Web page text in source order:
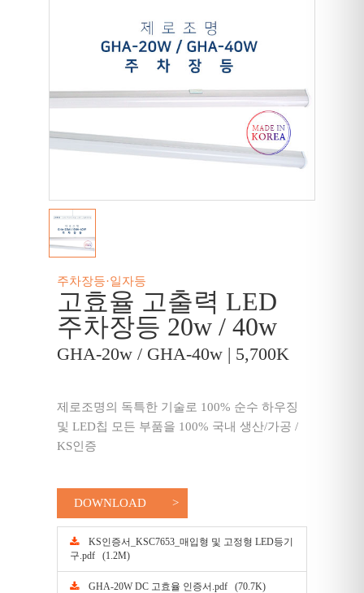
주차장등·일자등
고효율 고출력 LED
주차장등 20w / 40w
GHA-20w / GHA-40w | 5,700K
제로조명의 독특한 기술로 100% 순수 하우징
및 LED칩 모든 부품을 100% 국내 생산/가공 /
KS인증
DOWNLOAD
KS인증서_KSC7653_매입형 및 고정형 LED등기
구.pdf (1.2M)
GHA-20W DC 고효율 인증서.pdf (70.7K)